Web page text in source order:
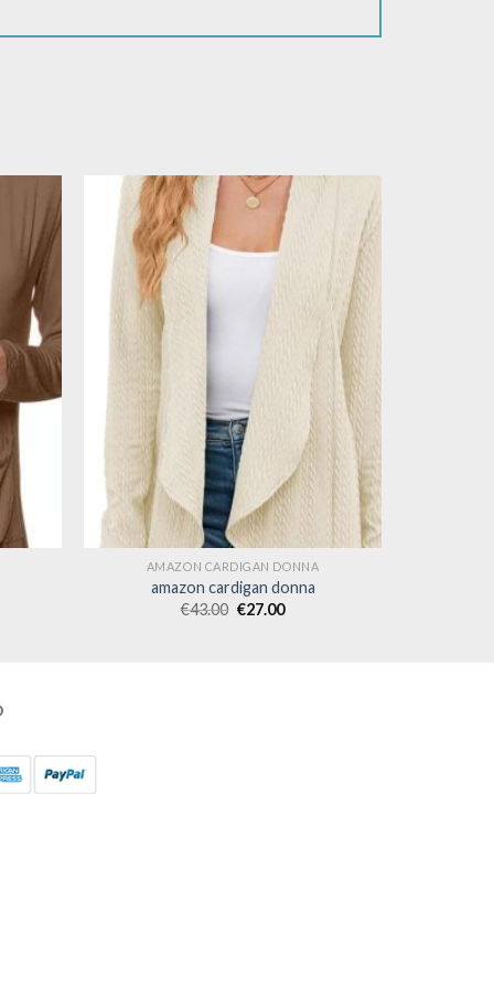
AMAZON CARDIGAN DONNA
amazon cardigan donna
€43.00 €27.00